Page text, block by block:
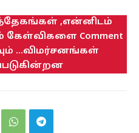
,என்னிடம்
கேள்விகளை Comment
...விமர்சனங்கள்